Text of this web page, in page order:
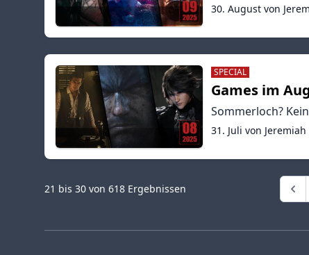
30. August von
SPECIAL
Games im
Sommerloch?
31. Juli von Jeremiah
21 bis 30 von 618 Ergebnissen